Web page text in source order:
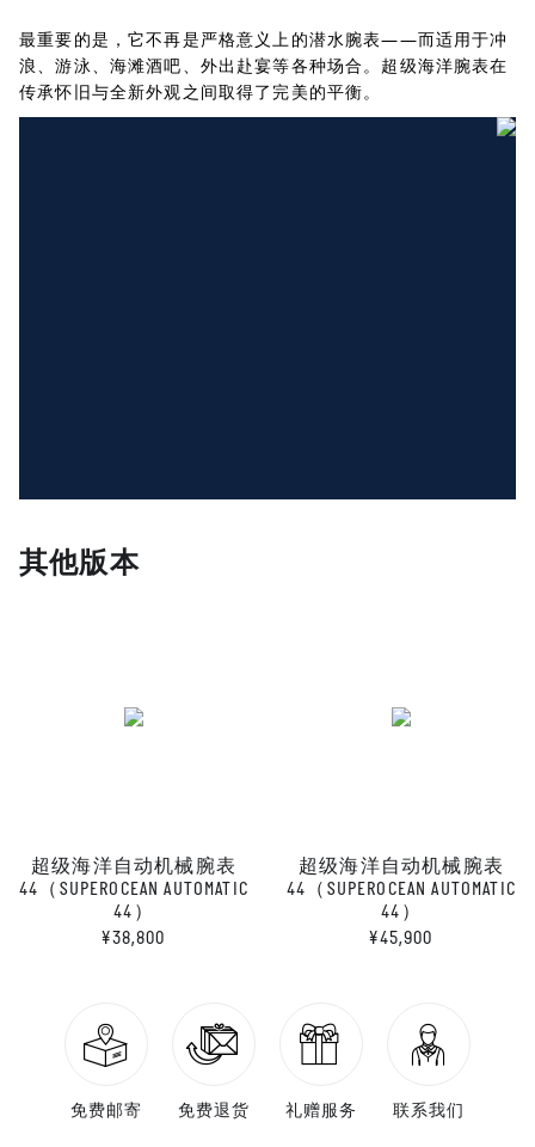
最重要的是，它不再是严格意义上的潜水腕表——而适用于冲
浪、游泳、海滩酒吧、外出赴宴等各种场合。超级海洋腕表在
传承怀旧与全新外观之间取得了完美的平衡。
其他版本
超级海洋自动机械腕表
44（SUPEROCEAN AUTOMATIC
44）
¥38,800
超级海洋自动机械腕表
44（SUPEROCEAN AUTOMATIC
44）
¥45,900
免费邮寄 免费退货 礼赠服务 联系我们